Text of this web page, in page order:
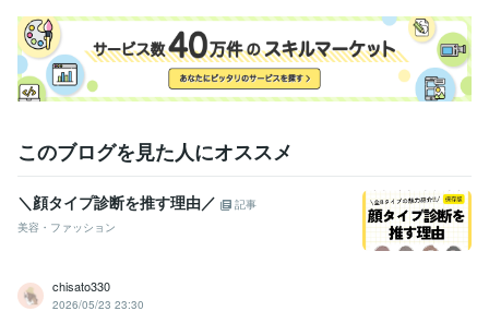
このブログを見た人にオススメ
＼顔タイプ診断を推す理由／
記事
美容・ファッション
chisato330
2026/05/23 23:30